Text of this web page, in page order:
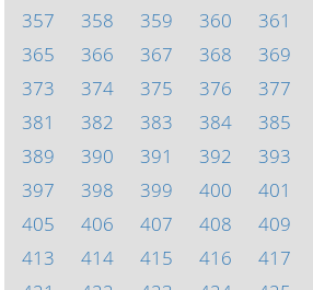
357
358 359 360 361
365
366 367 368 369
373
374 375 376 377
381
382 383 384 385
389
390 391 392 393
397
398 399 400 401
405
406 407 408 409
413
414 415 416 417